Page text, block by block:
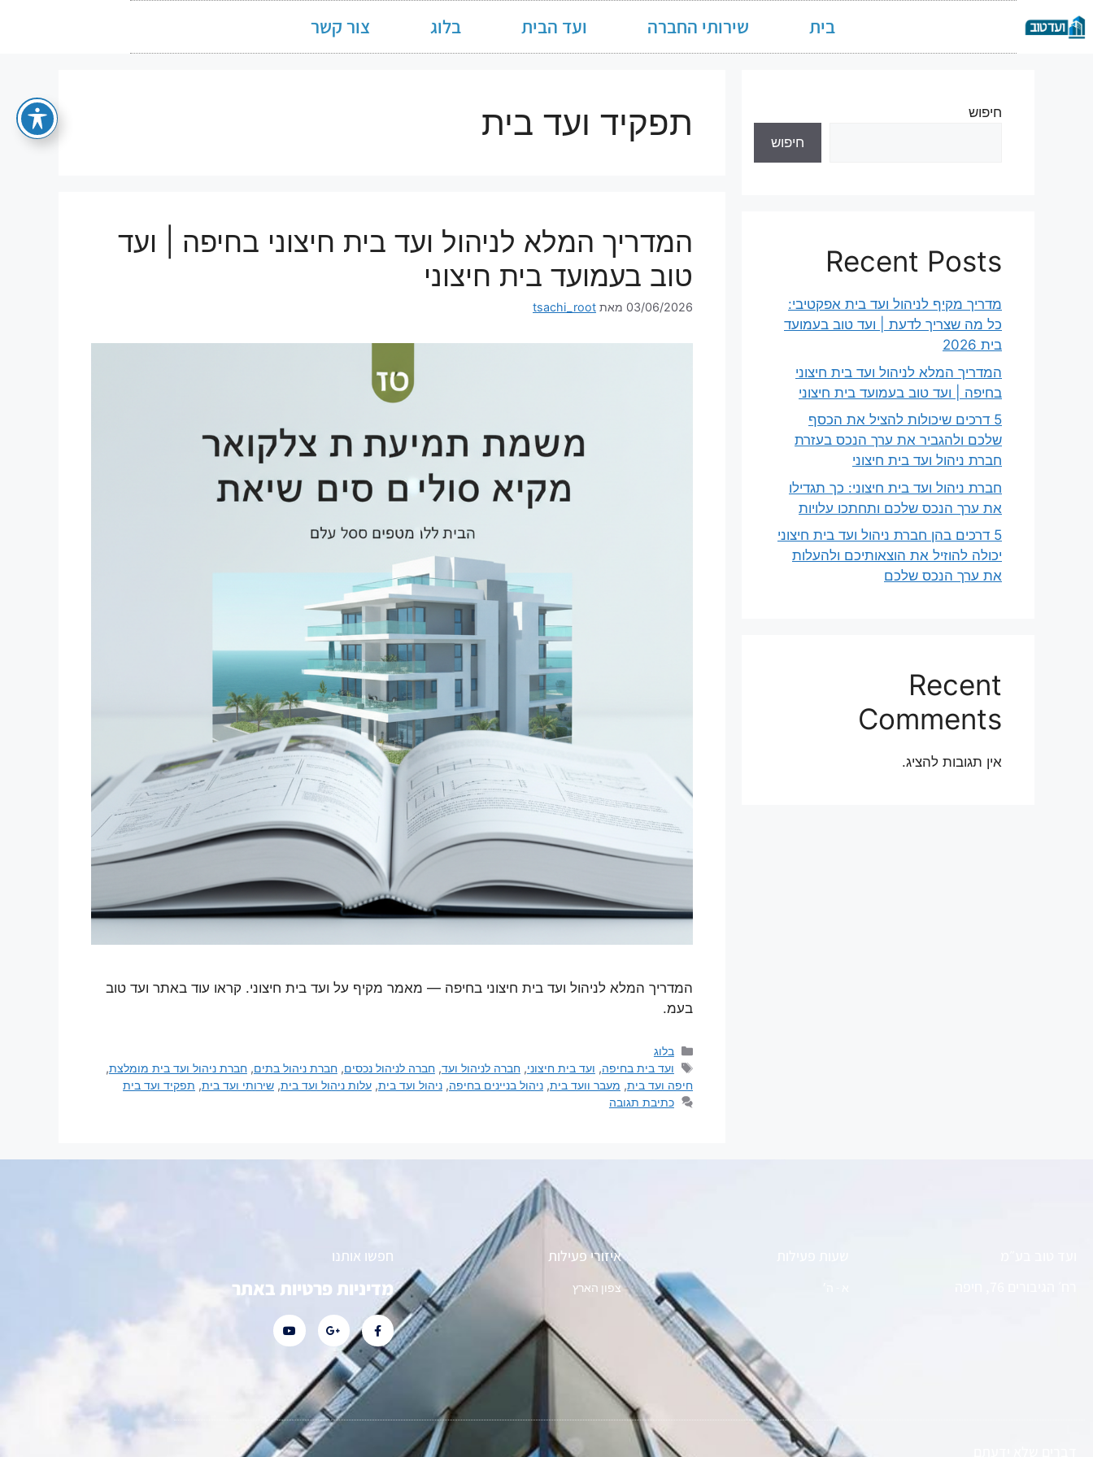
בית שירותי החברה ועד הבית בלוג צור קשר
תפקיד ועד בית
המדריך המלא לניהול ועד בית חיצוני בחיפה | ועד
טוב בעמועד בית חיצוני
03/06/2026 מאת tsachi_root
המדריך המלא לניהול ועד בית חיצוני בחיפה — מאמר מקיף על ועד בית חיצוני. קראו עוד באתר ועד טוב
בעמ.
בלוג
ועד בית בחיפה, ועד בית חיצוני, חברה לניהול ועד, חברה לניהול נכסים, חברת ניהול בתים, חברת ניהול ועד בית מומלצת,
חיפה ועד בית, מעבר וועד בית, ניהול בניינים בחיפה, ניהול ועד בית, עלות ניהול ועד בית, שירותי ועד בית, תפקיד ועד בית
כתיבת תגובה
חיפוש
חיפוש
Recent Posts
מדריך מקיף לניהול ועד בית אפקטיבי:
כל מה שצריך לדעת | ועד טוב בעמועד
בית 2026
המדריך המלא לניהול ועד בית חיצוני
בחיפה | ועד טוב בעמועד בית חיצוני
5 דרכים שיכולות להציל את הכסף
שלכם ולהגביר את ערך הנכס בעזרת
חברת ניהול ועד בית חיצוני
חברת ניהול ועד בית חיצוני: כך תגדילו
את ערך הנכס שלכם ותחתכו עלויות
5 דרכים בהן חברת ניהול ועד בית חיצוני
יכולה להוזיל את הוצאותיכם ולהעלות
את ערך הנכס שלכם
Recent
Comments
אין תגובות להציג.
איזורי פעילות
צפון הארץ
חפשו אותנו
מדיניות פרטיות באתר